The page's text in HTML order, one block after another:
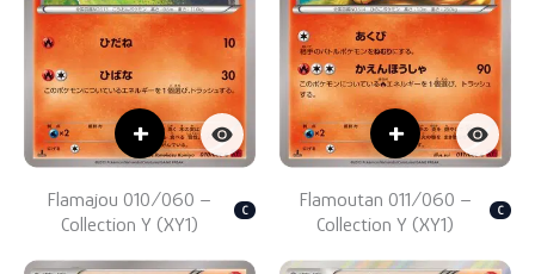
+
Flamajou 010/060 –
Collection Y (XY1)
C
+
Flamoutan 011/060 –
Collection Y (XY1)
C